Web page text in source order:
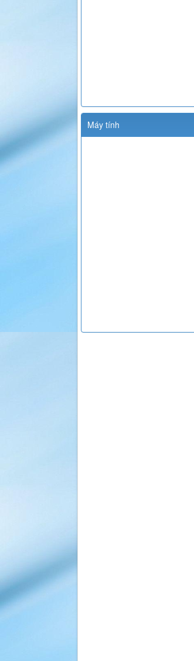
Máy tính